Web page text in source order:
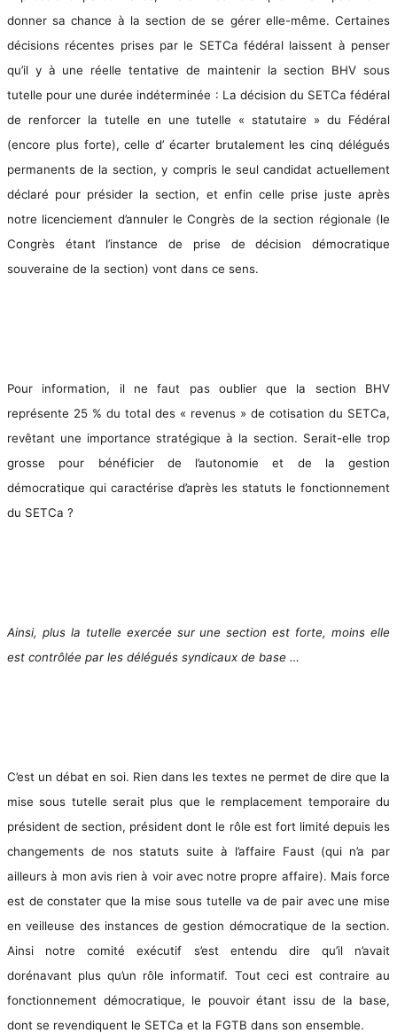
donner sa chance à la section de se gérer elle-même. Certaines
décisions récentes prises par le SETCa fédéral laissent à penser
qu’il y à une réelle tentative de maintenir la section BHV sous
tutelle pour une durée indéterminée : La décision du SETCa fédéral
de renforcer la tutelle en une tutelle « statutaire » du Fédéral
(encore plus forte), celle d’ écarter brutalement les cinq délégués
permanents de la section, y compris le seul candidat actuellement
déclaré pour présider la section, et enfin celle prise juste après
notre licenciement d’annuler le Congrès de la section régionale (le
Congrès étant l’instance de prise de décision démocratique
souveraine de la section) vont dans ce sens.
Pour information, il ne faut pas oublier que la section BHV
représente 25 % du total des « revenus » de cotisation du SETCa,
revêtant une importance stratégique à la section. Serait-elle trop
grosse pour bénéficier de l’autonomie et de la gestion
démocratique qui caractérise d’après les statuts le fonctionnement
du SETCa ?
Ainsi, plus la tutelle exercée sur une section est forte, moins elle
est contrôlée par les délégués syndicaux de base …
C’est un débat en soi. Rien dans les textes ne permet de dire que la
mise sous tutelle serait plus que le remplacement temporaire du
président de section, président dont le rôle est fort limité depuis les
changements de nos statuts suite à l’affaire Faust (qui n’a par
ailleurs à mon avis rien à voir avec notre propre affaire). Mais force
est de constater que la mise sous tutelle va de pair avec une mise
en veilleuse des instances de gestion démocratique de la section.
Ainsi notre comité exécutif s’est entendu dire qu’il n’avait
dorénavant plus qu’un rôle informatif. Tout ceci est contraire au
fonctionnement démocratique, le pouvoir étant issu de la base,
dont se revendiquent le SETCa et la FGTB dans son ensemble.